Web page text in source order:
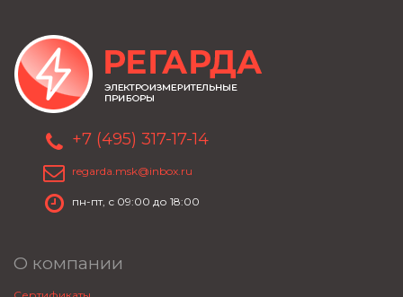
+7 (495) 317-17-14
regarda.msk@inbox.ru
пн-пт, с 09:00 до 18:00
О компании